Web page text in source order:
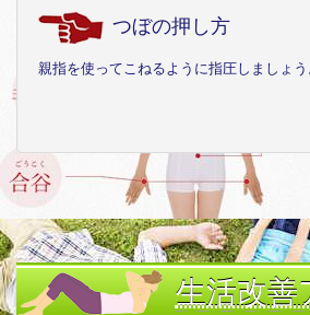
つぼの押し方
親指を使ってこねるように指圧しましょう
生活改善